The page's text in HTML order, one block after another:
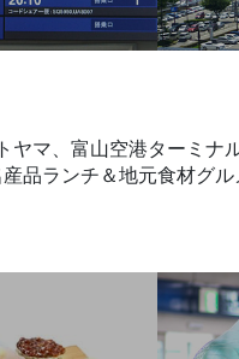
ヤマ、富山空港ターミナ
品ランチ＆地元食材グ